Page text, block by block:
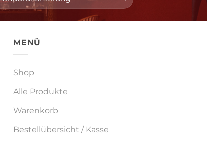
MENÜ
Shop
Alle Produkte
Warenkorb
Bestellübersicht / Kasse